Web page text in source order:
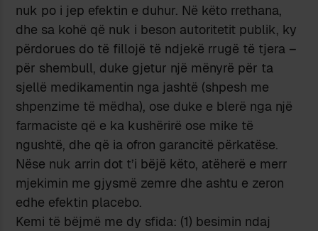
nuk po i jep efektin e duhur. Në këto rrethana,
dhe sa kohë që nuk i beson autoritetit publik, ky
përdorues do të fillojë të ndjekë rrugë të tjera –
për shembull, duke gjetur një mënyrë për ta
sjellë medikamentin nga jashtë (shpesh me
shpenzime të mëdha), ose duke e blerë nga një
farmaciste që e ka kushërirë ose mike të
ngushtë, dhe që ia ofron garancitë përkatëse.
Nëse nuk arrin dot t’i bëjë këto, atëherë e merr
mjekimin me gjysmë zemre dhe ashtu e zeron
edhe efektin placebo.
Kemi të bëjmë me dy sfida: (1) besimin ndaj